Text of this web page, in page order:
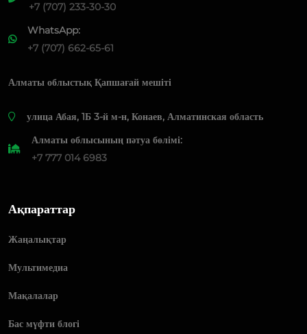
+7 (707) 233-30-30
WhatsApp:
+7 (707) 662-65-61
Алматы облыстық Қапшағай мешіті
​улица Абая, 1Б 3-й м-н, Конаев, Алматинская область
Алматы облысының пәтуа бөлімі:
+7 777 014 6983
Ақпараттар
Жаңалықтар
Мультимедиа
Мақалалар
Бас мүфти блогі